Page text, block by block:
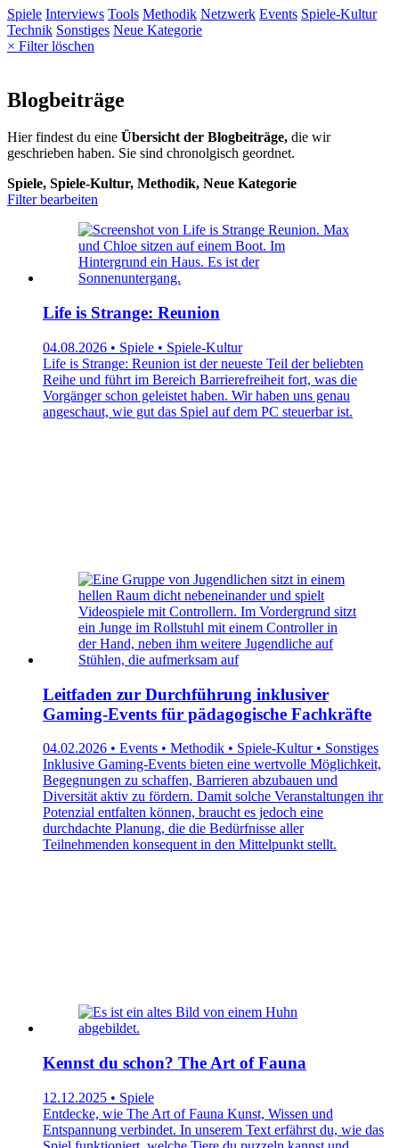
Spiele Interviews Tools Methodik Netzwerk Events Spiele-Kultur
Technik Sonstiges Neue Kategorie
× Filter löschen
Blogbeiträge
Hier findest du eine Übersicht der Blogbeiträge, die wir
geschrieben haben. Sie sind chronolgisch geordnet.
Spiele, Spiele-Kultur, Methodik, Neue Kategorie
Filter bearbeiten
Life is Strange: Reunion
04.08.2026 • Spiele • Spiele-Kultur
Life is Strange: Reunion ist der neueste Teil der beliebten
Reihe und führt im Bereich Barrierefreiheit fort, was die
Vorgänger schon geleistet haben. Wir haben uns genau
angeschaut, wie gut das Spiel auf dem PC steuerbar ist.
Leitfaden zur Durchführung inklusiver
Gaming-Events für pädagogische Fachkräfte
04.02.2026 • Events • Methodik • Spiele-Kultur • Sonstiges
Inklusive Gaming-Events bieten eine wertvolle Möglichkeit,
Begegnungen zu schaffen, Barrieren abzubauen und
Diversität aktiv zu fördern. Damit solche Veranstaltungen ihr
Potenzial entfalten können, braucht es jedoch eine
durchdachte Planung, die die Bedürfnisse aller
Teilnehmenden konsequent in den Mittelpunkt stellt.
Kennst du schon? The Art of Fauna
12.12.2025 • Spiele
Entdecke, wie The Art of Fauna Kunst, Wissen und
Entspannung verbindet. In unserem Text erfährst du, wie das